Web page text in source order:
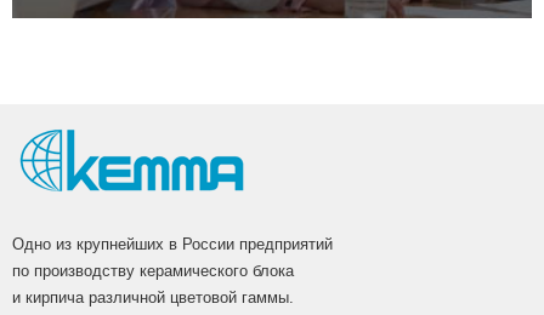
Одно из крупнейших в России предприятий
по производству керамического блока
и кирпича различной цветовой гаммы.